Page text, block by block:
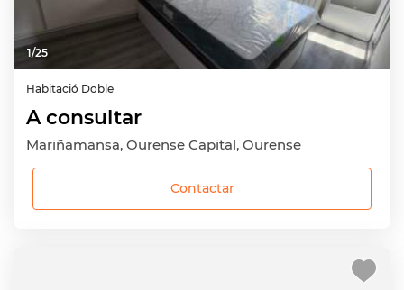
1/25
Habitació Doble
A consultar
Mariñamansa, Ourense Capital, Ourense
Contactar